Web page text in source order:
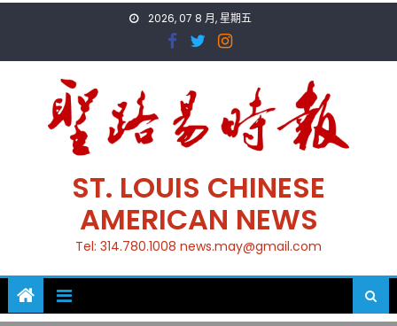
2026, 07 8 月, 星期五
ST. LOUIS CHINESE
AMERICAN NEWS
Tel: 314.780.1008 news.may@gmail.com